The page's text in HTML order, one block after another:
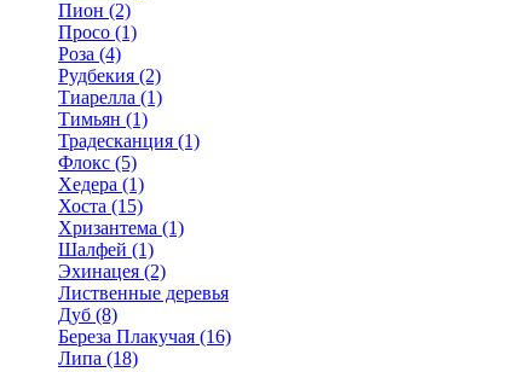
Пион (2)
Просо (1)
Роза (4)
Рудбекия (2)
Тиарелла (1)
Тимьян (1)
Традесканция (1)
Флокс (5)
Хедера (1)
Хоста (15)
Хризантема (1)
Шалфей (1)
Эхинацея (2)
Лиственные деревья
Дуб (8)
Береза Плакучая (16)
Липа (18)